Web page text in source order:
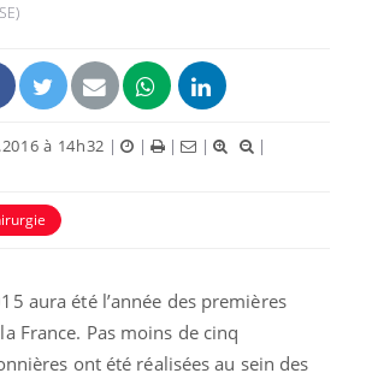
à 14h32 | | | |
|
aura été l’année des premières
France. Pas moins de cinq
ont été réalisées au sein des